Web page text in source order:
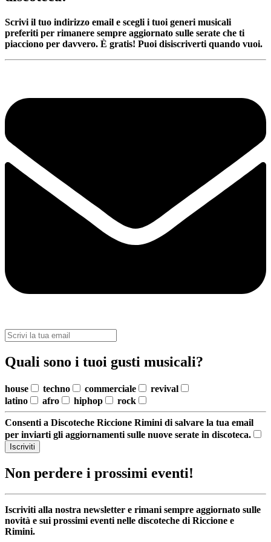
Scrivi il tuo indirizzo email e scegli i tuoi generi musicali
preferiti per rimanere sempre aggiornato sulle serate che ti
piacciono per davvero. È gratis! Puoi disiscriverti quando vuoi.
Quali sono i tuoi gusti musicali?
house techno commerciale
revival
latino
afro hiphop rock
Consenti a Discoteche Riccione Rimini di salvare la tua email
per inviarti gli aggiornamenti sulle nuove serate in discoteca.
Iscriviti
Non perdere i prossimi eventi!
Iscriviti alla nostra newsletter e rimani sempre aggiornato sulle
novità e sui prossimi eventi nelle discoteche di Riccione e
Rimini.